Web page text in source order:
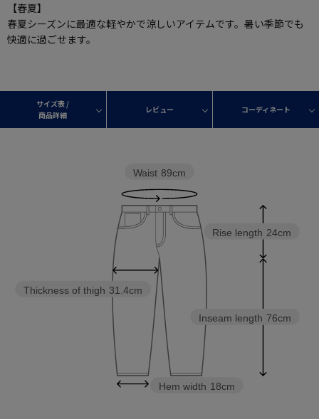
【春夏】
春夏シーズンに最適な軽やかで涼しいアイテムです。暑い季節でも
快適に過ごせます。
サイズ表 /
商品詳細
レビュー コーディネート
Inseam length 76cm
Rise length 24cm
Hem width 18cm
Thickness of thigh 31.4cm
Waist 89cm